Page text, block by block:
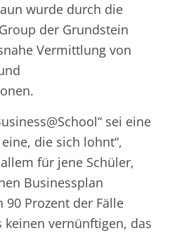
wurde durch die
der Grundstein
Vermittlung von
sei eine
die sich lohnt“,
für jene Schüler,
Businessplan
90 Prozent der Fälle
keinen vernünftigen, das